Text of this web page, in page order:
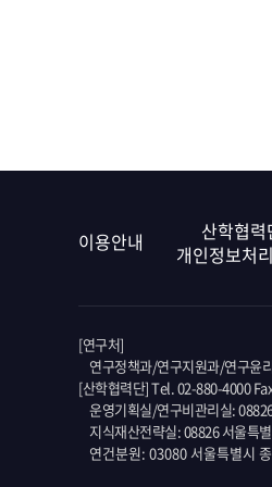
이용안내
산학협력
개인정보처
[연구처]
연구정책과/연구지원과/연구윤
[산학협력단] Tel. 02-880-4000
운영기획실/연구비관리실:
지식재산전략실: 08826 서울특
연건분원: 03080 서울특별시